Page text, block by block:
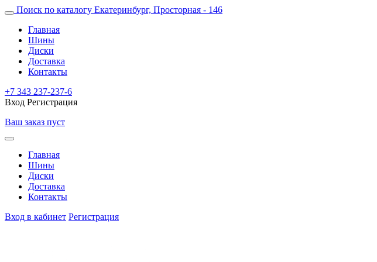
Поиск по каталогу Екатеринбург, Просторная - 146
Главная
Шины
Диски
Доставка
Контакты
+7 343 237-237-6
Вход Регистрация
Ваш заказ пуст
Главная
Шины
Диски
Доставка
Контакты
Вход в кабинет Регистрация